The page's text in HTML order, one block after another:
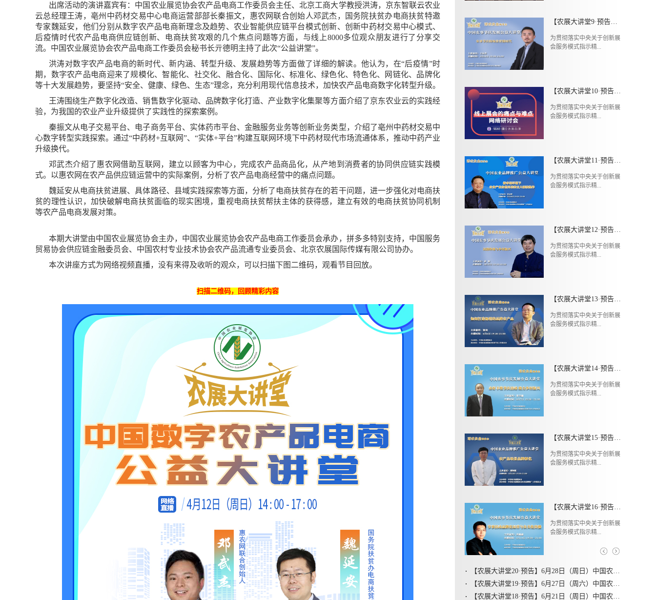
出席活动的演讲嘉宾有：中国农业展览协会农产品电商工作委员会主任、北京工商大学教授洪涛，京东智联云农业
云总经理王涛，亳州中药材交易中心电商运营部部长秦振文，惠农网联合创始人邓武杰，国务院扶贫办电商扶贫特邀
专家魏延安，他们分别从数字农产品电商新理念及趋势、农业智能供应链平台模式创新、创新中药材交易中心模式、
后疫情时代农产品电商供应链创新、电商扶贫攻艰的几个焦点问题等方面，与线上8000多位观众朋友进行了分享交
流。中国农业展览协会农产品电商工作委员会秘书长亓德明主持了此次“公益讲堂”。
洪涛对数字农产品电商的新时代、新内涵、转型升级、发展趋势等方面做了详细的解读。他认为，在“后疫情”时
期，数字农产品电商迎来了规模化、智能化、社交化、融合化、国际化、标准化、绿色化、特色化、网链化、品牌化
等十大发展趋势，要坚持“安全、健康、绿色、生态”理念，充分利用现代信息技术，加快农产品电商数字化转型升级。
王涛围绕生产数字化改造、销售数字化驱动、品牌数字化打造、产业数字化集聚等方面介绍了京东农业云的实践经
验，为我国的农业产业升级提供了实践性的探索案例。
秦振文从电子交易平台、电子商务平台、实体药市平台、金融服务业务等创新业务类型，介绍了亳州中药材交易中
心数字转型实践探索。通过“中药材+互联网”、“实体+平台”构建互联网环境下中药材现代市场流通体系，推动中药产业
升级换代。
邓武杰介绍了惠农网借助互联网，建立以顾客为中心，完成农产品商品化，从产地到消费者的协同供应链实践模
式。以惠农网在农产品供应链运营中的实际案例，分析了农产品电商经营中的痛点问题。
魏延安从电商扶贫进展、具体路径、县域实践探索等方面，分析了电商扶贫存在的若干问题，进一步强化对电商扶
贫的理性认识，加快破解电商扶贫面临的现实困境，重视电商扶贫帮扶主体的获得感，建立有效的电商扶贫协同机制
等农产品电商发展对策。
本期大讲堂由中国农业展览协会主办，中国农业展览协会农产品电商工作委员会承办，拼多多特别支持，中国服务
贸易协会供应链金融委员会、中国农村专业技术协会农产品流通专业委员会、北京农展国际传媒有限公司协办。
本次讲座方式为网络视频直播，没有来得及收听的观众，可以扫描下图二维码，观看节目回放。
扫描二维码，回顾精彩内容
【农展大讲堂9·预告】5月24日（周日）中国农事节庆发展公益大讲堂第三期
为贯彻落实中央关于创新展
会服务模式指示精...
【农展大讲堂10·预告】5月26日（周二）“线上展会的痛点与难点”网络研讨会
为贯彻落实中央关于创新展
会服务模式指示精...
【农展大讲堂11·预告】5月30日（周六）中国农业品牌推广公益大讲堂第五期
为贯彻落实中央关于创新展
会服务模式指示精...
【农展大讲堂12·预告】5月31日（周日）中国农事节庆发展公益大讲堂第四期
为贯彻落实中央关于创新展
会服务模式指示精...
【农展大讲堂13·预告】6月6日（周六）中国农业品牌推广公益大讲堂第六期
为贯彻落实中央关于创新展
会服务模式指示精...
【农展大讲堂14·预告】6月7日（周日）中国农事节庆发展公益大讲堂第五期
为贯彻落实中央关于创新展
会服务模式指示精...
【农展大讲堂15·预告】6月13日（周六）中国农业品牌推广公益大讲堂第七期
为贯彻落实中央关于创新展
会服务模式指示精...
【农展大讲堂16·预告】6月14日（周日）中国农事节庆发展公益大讲堂第六期
为贯彻落实中央关于创新展
会服务模式指示精...
【农展大讲堂20·预告】6月28日（周日）中国农事节庆发展公益大讲堂第八期
【农展大讲堂19·预告】6月27日（周六）中国农业品牌推广公益大讲堂第九期
【农展大讲堂18·预告】6月21日（周日）中国农事节庆发展公益大讲堂第七期